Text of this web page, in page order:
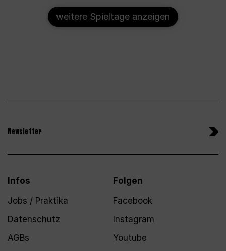
weitere Spieltage anzeigen
Newsletter
Infos
Jobs / Praktika
Datenschutz
AGBs
Folgen
Facebook
Instagram
Youtube